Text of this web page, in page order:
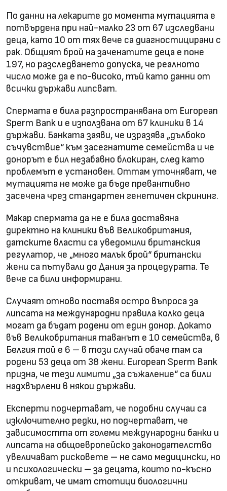
По данни на лекарите до момента мутацията е
потвърдена при най-малко 23 от 67 изследвани
деца, като 10 от тях вече са диагностицирани с
рак. Общият брой на заченатите деца е поне
197, но разследването допуска, че реалното
число може да е по-високо, тъй като данни от
всички държави липсват.
Спермата е била разпространявана от European
Sperm Bank и е използвана от 67 клиники в 14
държави. Банката заяви, че изразява „дълбоко
съчувствие“ към засегнатите семейства и че
донорът е бил незабавно блокиран, след като
проблемът е установен. Оттам уточняват, че
мутацията не може да бъде превантивно
засечена чрез стандартен генетичен скрининг.
Макар спермата да не е била доставяна
директно на клиники във Великобритания,
датските власти са уведомили британския
регулатор, че „много малък брой“ британски
жени са пътували до Дания за процедурата. Те
вече са били информирани.
Случаят отново поставя остро въпроса за
липсата на международни правила колко деца
могат да бъдат родени от един донор. Докато
във Великобритания таванът е 10 семейства, в
Белгия той е 6 – в този случай обаче там са
родени 53 деца от 38 жени. European Sperm Bank
призна, че тези лимити „за съжаление“ са били
надхвърлени в някои държави.
Експерти подчертават, че подобни случаи са
изключително редки, но подчертават, че
зависимостта от големи международни банки и
липсата на общоевропейско законодателство
увеличават рисковете – не само медицински, но
и психологически – за децата, които по-късно
откриват, че имат стотици биологични